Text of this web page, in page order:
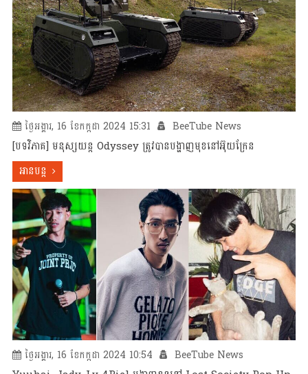
ថ្ងៃអង្គារ, 16 ខែកក្កដា 2024 15:31 BeeTube News
[បទវិភាគ] មនុស្សយន្ត Odyssey ត្រូវបានបង្ហាញមុខនៅអ៊ុយក្រែន
អានបន្ត
ថ្ងៃអង្គារ, 16 ខែកក្កដា 2024 10:54 BeeTube News